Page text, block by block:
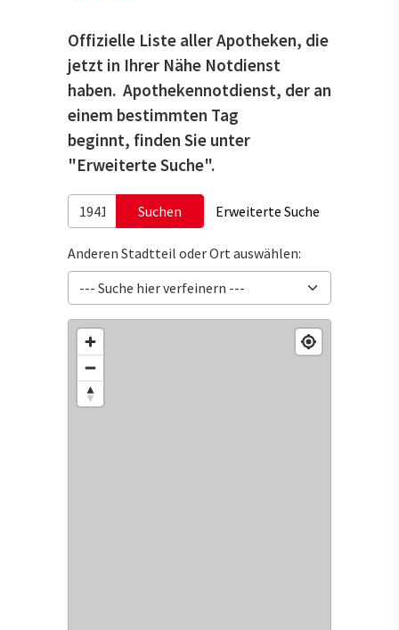
Offizielle Liste aller Apotheken, die
jetzt in Ihrer Nähe Notdienst
haben. Apothekennotdienst, der an
einem bestimmten Tag
beginnt, finden Sie unter
"Erweiterte Suche".
Suchen Erweiterte Suche
Anderen Stadtteil oder Ort auswählen: